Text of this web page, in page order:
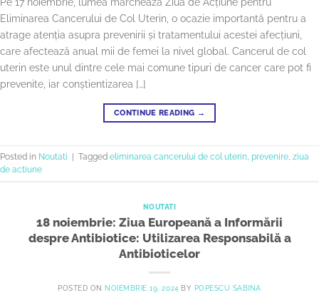
Eliminarea Cancerului de Col Uterin, o ocazie importantă pentru a
atrage atenția asupra prevenirii și tratamentului acestei afecțiuni,
care afectează anual mii de femei la nivel global. Cancerul de col
uterin este unul dintre cele mai comune tipuri de cancer care pot fi
prevenite, iar conștientizarea […]
CONTINUE READING →
Posted in Noutati Tagged eliminarea cancerului de col uterin, prevenire, ziua
de actiune
NOUTATI
18 noiembrie: Ziua Europeană a Informării
despre Antibiotice: Utilizarea Responsabilă a
Antibioticelor
POSTED ON NOIEMBRIE 19, 2024 BY POPESCU SABINA